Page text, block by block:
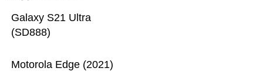
Motorola Edge (2021)
Galaxy S21 Ultra
(SD888)